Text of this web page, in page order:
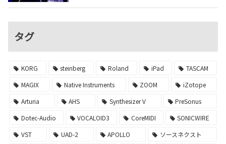
タグ
KORG steinberg Roland iPad
TASCAM
MAGIX
Native Instruments ZOOM
iZotope
Arturia
AHS Synthesizer V
PreSonus
Dotec-Audio
VOCALOID3 CoreMIDI
SONICWIRE
VST
UAD-2 APOLLO
ソースネクスト